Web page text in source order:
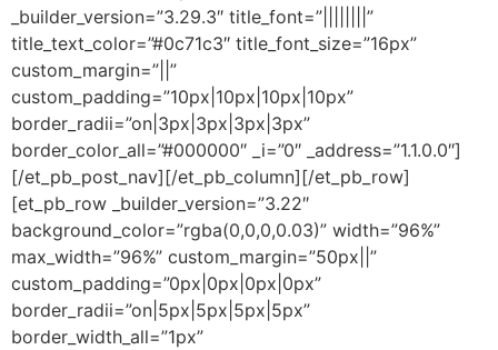
_builder_version=”3.29.3″ title_font=”||||||||”
title_text_color=”#0c71c3″ title_font_size=”16px”
custom_margin=”||”
custom_padding=”10px|10px|10px|10px”
border_radii=”on|3px|3px|3px|3px”
border_color_all=”#000000″ _i=”0″ _address=”1.1.0.0″]
[/et_pb_post_nav][/et_pb_column][/et_pb_row]
[et_pb_row _builder_version=”3.22″
background_color=”rgba(0,0,0,0.03)” width=”96%”
max_width=”96%” custom_margin=”50px||”
custom_padding=”0px|0px|0px|0px”
border_radii=”on|5px|5px|5px|5px”
border_width_all=”1px”